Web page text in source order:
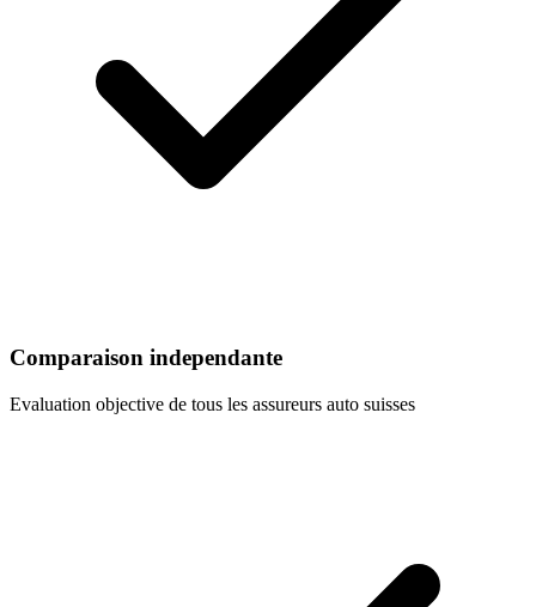
Comparaison independante
Evaluation objective de tous les assureurs auto suisses